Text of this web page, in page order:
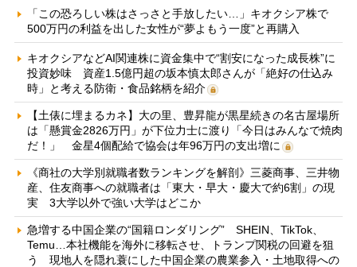
「この恐ろしい株はさっさと手放したい…」キオクシア株で
500万円の利益を出した女性が“夢よもう一度”と再購入
キオクシアなどAI関連株に資金集中で“割安になった成長株”に
投資妙味 資産1.5億円超の坂本慎太郎さんが「絶好の仕込み
時」と考える防衛・食品銘柄を紹介
【土俵に埋まるカネ】大の里、豊昇龍が黒星続きの名古屋場所
は「懸賞金2826万円」が下位力士に渡り「今日はみんなで焼肉
だ！」 金星4個配給で協会は年96万円の支出増に
《商社の大学別就職者数ランキングを解剖》三菱商事、三井物
産、住友商事への就職者は「東大・早大・慶大で約6割」の現
実 3大学以外で強い大学はどこか
急増する中国企業の“国籍ロンダリング” SHEIN、TikTok、
Temu…本社機能を海外に移転させ、トランプ関税の回避を狙
う 現地人を隠れ蓑にした中国企業の農業参入・土地取得への